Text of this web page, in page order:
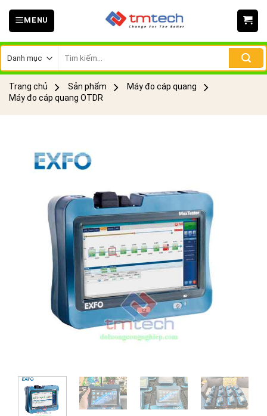
Skip
MENU
kiếm:
Trang chủ Sản phẩm
Máy đo cáp quang
Máy đo cáp quang OTDR